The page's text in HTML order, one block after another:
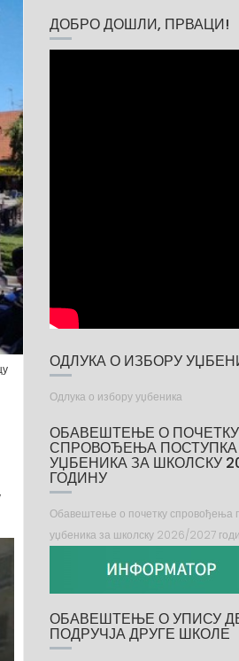
ДОБРО ДОШЛИ, ПРВАЦИ!
ОДЛУКА О ИЗБОРУ
Одлука о избору уџбеника
ОБАВЕШТЕЊЕ О ПОЧЕТКУ
СПРОВОЂЕЊА ПОСТУПКА
УЏБЕНИКА ЗА ШКОЛСКУ
ГОДИНУ
Обавештење о почетку спровођења
уџбеника за школску 2026/2027
ОБАВЕШТЕЊЕ О УПИСУ
ПОДРУЧЈА ДРУГЕ ШКОЛЕ